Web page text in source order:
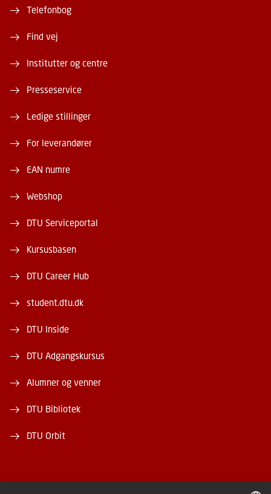
Telefonbog
Find vej
Institutter og centre
Presseservice
Ledige stillinger
For leverandører
EAN numre
Webshop
DTU Serviceportal
Kursusbasen
DTU Career Hub
student.dtu.dk
DTU Inside
DTU Adgangskursus
Alumner og venner
DTU Bibliotek
DTU Orbit